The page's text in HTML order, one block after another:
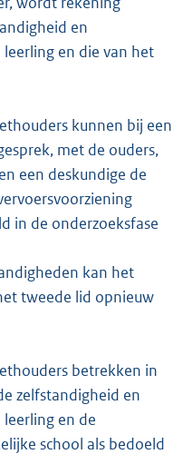
en
en die van het
kunnen bij een
met de ouders,
een deskundige de
in de onderzoeksfase
kan het
tweede lid opnieuw
betrekken in
zelfstandigheid en
en de
school als bedoeld